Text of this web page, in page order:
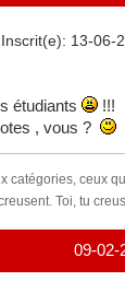
Inscrit(e): 13-06-
étudiants
!!!
, vous ?
catégories, ceux
Toi, tu
09-02-